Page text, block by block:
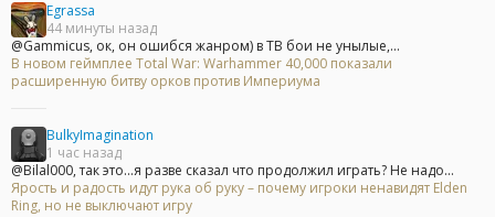
Egrassa
44 минуты назад
@Gammicus, ок, он ошибся жанром) в ТВ бои не унылые,...
В новом геймплее Total War: Warhammer 40,000 показали
расширенную битву орков против Империума
BulkyImagination
1 час назад
@Bilal000, так это...я разве сказал что продолжил играть? Не надо...
Ярость и радость идут рука об руку – почему игроки ненавидят Elden
Ring, но не выключают игру